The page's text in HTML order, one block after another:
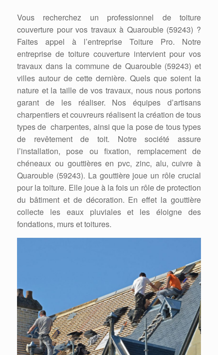
Vous recherchez un professionnel de toiture
couverture pour vos travaux à Quarouble (59243) ?
Faites appel à l’entreprise Toiture Pro. Notre
entreprise de toiture couverture intervient pour vos
travaux dans la commune de Quarouble (59243) et
villes autour de cette dernière. Quels que soient la
nature et la taille de vos travaux, nous nous portons
garant de les réaliser. Nos équipes d’artisans
charpentiers et couvreurs réalisent la création de tous
types de charpentes, ainsi que la pose de tous types
de revêtement de toit. Notre société assure
l’installation, pose ou fixation, remplacement de
chéneaux ou gouttières en pvc, zinc, alu, cuivre à
Quarouble (59243). La gouttière joue un rôle crucial
pour la toiture. Elle joue à la fois un rôle de protection
du bâtiment et de décoration. En effet la gouttière
collecte les eaux pluviales et les éloigne des
fondations, murs et toitures.